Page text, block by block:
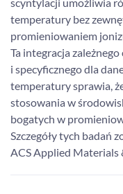
scyntylacji umożliwia
temperatury bez
promieniowaniem
Ta integracja
i specyficznego dla
temperatury sprawia,
stosowania w
bogatych w
Szczegóły tych badań
ACS Applied Materials